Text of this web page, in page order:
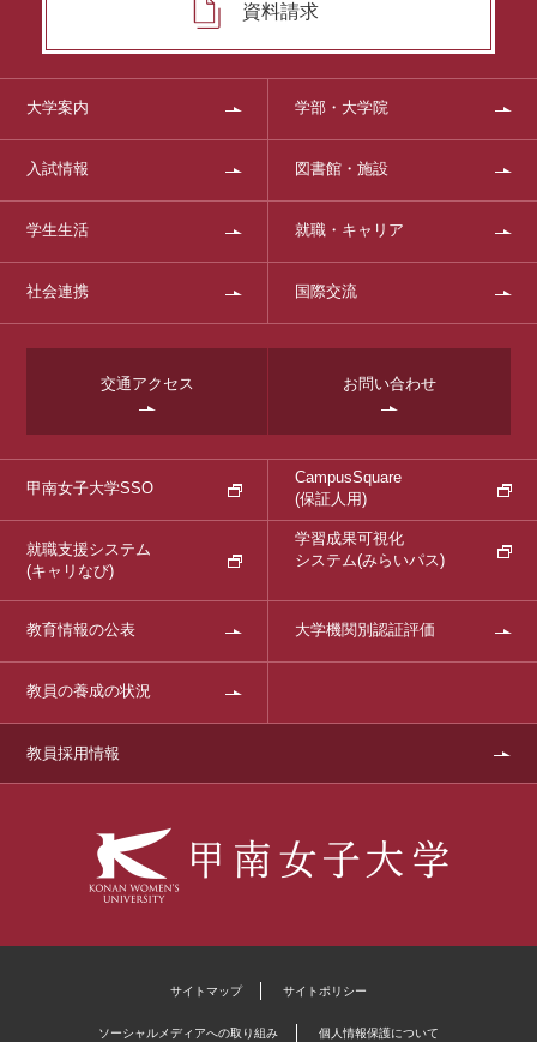
資料請求
大学案内 学部・大学院
入試情報 図書館・施設
学生生活 就職・キャリア
社会連携 国際交流
交通アクセス お問い合わせ
甲南女子大学SSO
CampusSquare
(保証人用)
就職支援システム
(キャリなび)
学習成果可視化
システム(みらいパス)
教育情報の公表 大学機関別認証評価
教員の養成の状況
教員採用情報
サイトマップ サイトポリシー
ソーシャルメディアへの取り組み 個人情報保護について